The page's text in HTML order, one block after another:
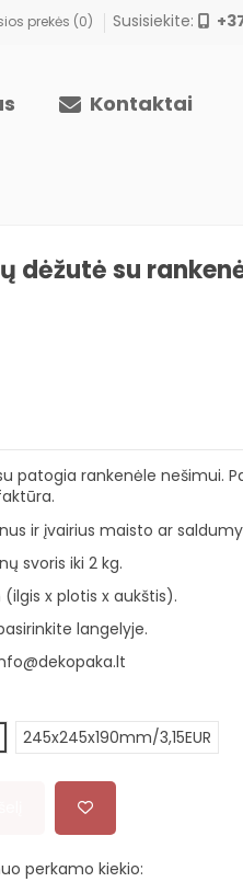
prekės (0) Susisiekite:
Kontaktai
dėžutė su
patogia rankenėle nešimui.
ir įvairius maisto ar
svoris iki 2 kg.
x plotis x aukštis).
langelyje.
245x245x190mm/3,15EUR
perkamo kiekio: